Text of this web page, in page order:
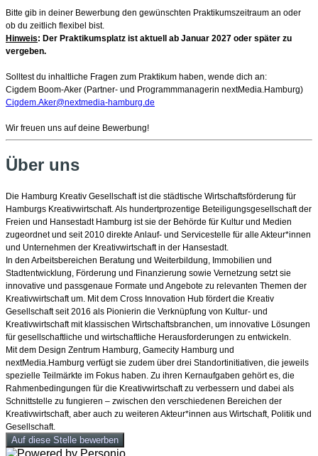
Bitte gib in deiner Bewerbung den gewünschten Praktikumszeitraum an oder
ob du zeitlich flexibel bist.
Hinweis: Der Praktikumsplatz ist aktuell ab Januar 2027 oder später zu
vergeben.
Solltest du inhaltliche Fragen zum Praktikum haben, wende dich an:
Cigdem Boom-Aker (Partner- und Programmmanagerin nextMedia.Hamburg)
Cigdem.Aker@nextmedia-hamburg.de
Wir freuen uns auf deine Bewerbung!
Über uns
Die Hamburg Kreativ Gesellschaft ist die städtische Wirtschaftsförderung für
Hamburgs Kreativwirtschaft. Als hundertprozentige Beteiligungsgesellschaft der
Freien und Hansestadt Hamburg ist sie der Behörde für Kultur und Medien
zugeordnet und seit 2010 direkte Anlauf- und Servicestelle für alle Akteur*innen
und Unternehmen der Kreativwirtschaft in der Hansestadt.
In den Arbeitsbereichen Beratung und Weiterbildung, Immobilien und
Stadtentwicklung, Förderung und Finanzierung sowie Vernetzung setzt sie
innovative und passgenaue Formate und Angebote zu relevanten Themen der
Kreativwirtschaft um. Mit dem Cross Innovation Hub fördert die Kreativ
Gesellschaft seit 2016 als Pionierin die Verknüpfung von Kultur- und
Kreativwirtschaft mit klassischen Wirtschaftsbranchen, um innovative Lösungen
für gesellschaftliche und wirtschaftliche Herausforderungen zu entwickeln.
Mit dem Design Zentrum Hamburg, Gamecity Hamburg und
nextMedia.Hamburg verfügt sie zudem über drei Standortinitiativen, die jeweils
spezielle Teilmärkte im Fokus haben. Zu ihren Kernaufgaben gehört es, die
Rahmenbedingungen für die Kreativwirtschaft zu verbessern und dabei als
Schnittstelle zu fungieren – zwischen den verschiedenen Bereichen der
Kreativwirtschaft, aber auch zu weiteren Akteur*innen aus Wirtschaft, Politik und
Gesellschaft.
Auf diese Stelle bewerben